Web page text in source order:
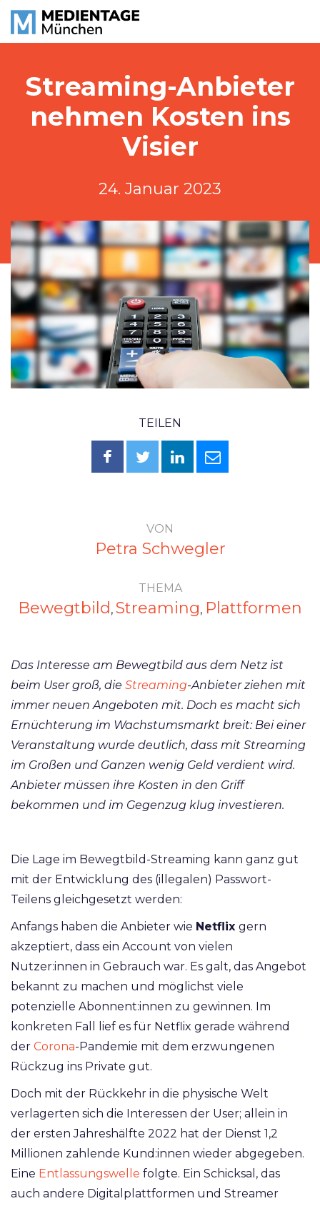
Streaming-Anbieter
nehmen Kosten ins
Visier
24. Januar 2023
TEILEN
VON
Petra Schwegler
THEMA
Bewegtbild , Streaming, Plattformen
Das Interesse am Bewegtbild aus dem Netz ist
beim User groß, die Streaming-Anbieter ziehen mit
immer neuen Angeboten mit. Doch es macht sich
Ernüchterung im Wachstumsmarkt breit: Bei einer
Veranstaltung wurde deutlich, dass mit Streaming
im Großen und Ganzen wenig Geld verdient wird.
Anbieter müssen ihre Kosten in den Griff
bekommen und im Gegenzug klug investieren.
Die Lage im Bewegtbild-Streaming kann ganz gut
mit der Entwicklung des (illegalen) Passwort-
Teilens gleichgesetzt werden:
Anfangs haben die Anbieter wie Netflix gern
akzeptiert, dass ein Account von vielen
Nutzer:innen in Gebrauch war. Es galt, das Angebot
bekannt zu machen und möglichst viele
potenzielle Abonnent:innen zu gewinnen. Im
konkreten Fall lief es für Netflix gerade während
der Corona-Pandemie mit dem erzwungenen
Rückzug ins Private gut.
Doch mit der Rückkehr in die physische Welt
verlagerten sich die Interessen der User; allein in
der ersten Jahreshälfte 2022 hat der Dienst 1,2
Millionen zahlende Kund:innen wieder abgegeben.
Eine Entlassungswelle folgte. Ein Schicksal, das
auch andere Digitalplattformen und Streamer